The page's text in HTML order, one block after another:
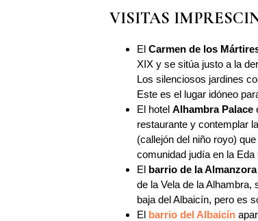
VISITAS
El Carmen de los
XIX y se sitúa justo a la
Los silenciosos jardines
Este es el lugar idóneo
El hotel Alhambra Palace
restaurante y contemplar
(callejón del niño royo)
comunidad judía en la Eda
El barrio de la Almanzora
de la Vela de la
baja del Albaicín, pero es
El barrio del Albaicín